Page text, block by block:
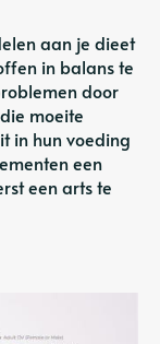
aan je dieet
in balans te
door
moeite
in hun voeding
een
een arts te